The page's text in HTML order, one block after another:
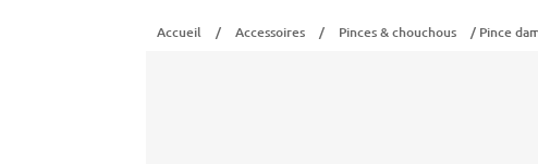
Accueil / Accessoires / Pinces & chouchous / Pince